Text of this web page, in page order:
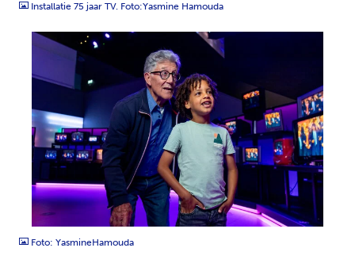
Installatie 75 jaar TV. Foto:Yasmine Hamouda
JPG
Foto: YasmineHamouda